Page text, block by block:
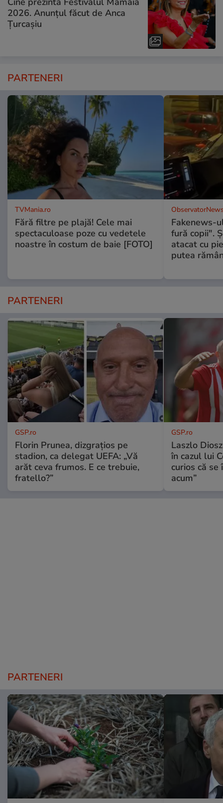
2026. Anunțul făcut de Anca
Țurcașiu
PARTENERI
TVMania.ro
Fără filtre pe plajă! Cele mai
spectaculoase poze cu vedetele
noastre în costum de baie [FOTO]
Fakenews-
fură copii".
atacat cu
putea
PARTENERI
GSP.ro
Florin Prunea, dizgrațios pe
stadion, ca delegat UEFA: „Vă
arăt ceva frumos. E ce trebuie,
fratello?”
GSP.ro
Laszlo
în cazul lui
curios că
acum”
PARTENERI